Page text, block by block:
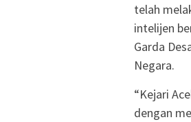
telah
intelijen
Garda
Negara.
“Kejari
dengan